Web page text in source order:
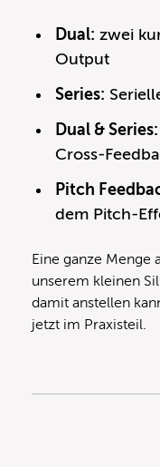
Dual: zwei
Output
Series:
Dual & Series:
Cross-
Pitch
dem Pitch-
Eine ganze Menge
unserem kleinen
damit anstellen
jetzt im Praxisteil.